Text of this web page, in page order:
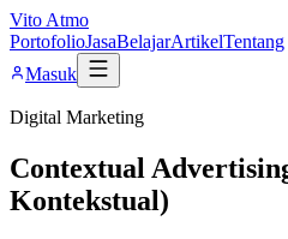
Vito Atmo
PortofolioJasaBelajarArtikelTentang
Masuk
Digital Marketing
Contextual
Kontekstual)